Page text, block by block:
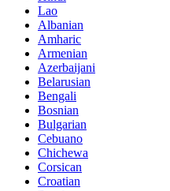
Lao
Albanian
Amharic
Armenian
Azerbaijani
Belarusian
Bengali
Bosnian
Bulgarian
Cebuano
Chichewa
Corsican
Croatian